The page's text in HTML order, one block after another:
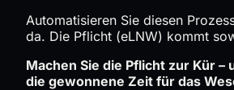
Automatisieren Sie diesen
da. Die Pflicht (eLNW) kommt
Machen Sie die Pflicht zur Kür –
die gewonnene Zeit für das